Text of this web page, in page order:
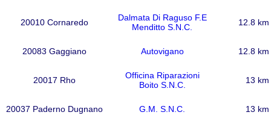
20010 Cornaredo
Dalmata Di Raguso F.E
Menditto S.N.C.
12.8 km
20083 Gaggiano Autovigano 12.8 km
20017 Rho
Officina Riparazioni
Boito S.N.C.
13 km
20037 Paderno Dugnano G.M. S.N.C. 13 km